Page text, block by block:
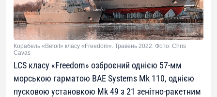
Корабель «Beloit» класу «Freedom». Травень 2022. Фото: Chris
Cavas
LCS класу «Freedom» озброєний однією 57-мм
морською гарматою BAE Systems Mk 110, однією
пусковою установкою Mk 49 з 21 зенітно-ракетним